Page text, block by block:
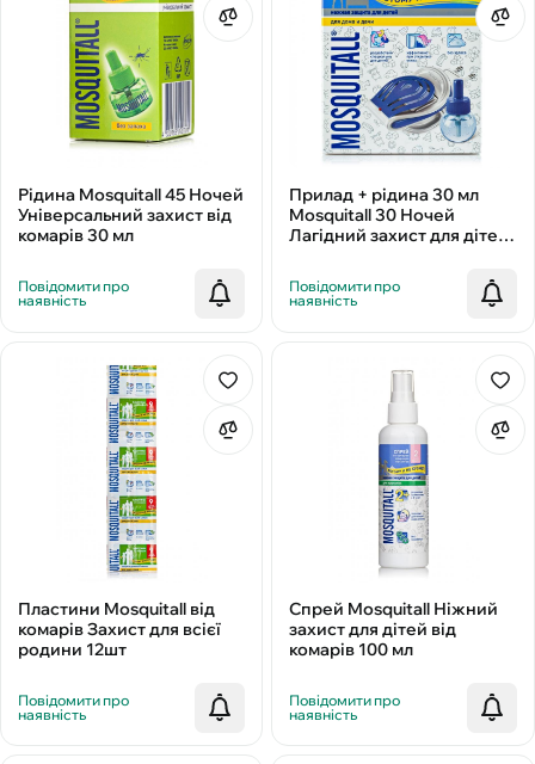
Рідина Mosquitall 45 Ночей
Універсальний захист від
комарів 30 мл
Повідомити про
наявність
Прилад + рідина 30 мл
Mosquitall 30 Ночей
Лагідний захист для дітей
Повідомити про
наявність
Пластини Mosquitall від
комарів Захист для всієї
родини 12шт
Повідомити про
наявність
Спрей Mosquitall Ніжний
захист для дітей від
комарів 100 мл
Повідомити про
наявність